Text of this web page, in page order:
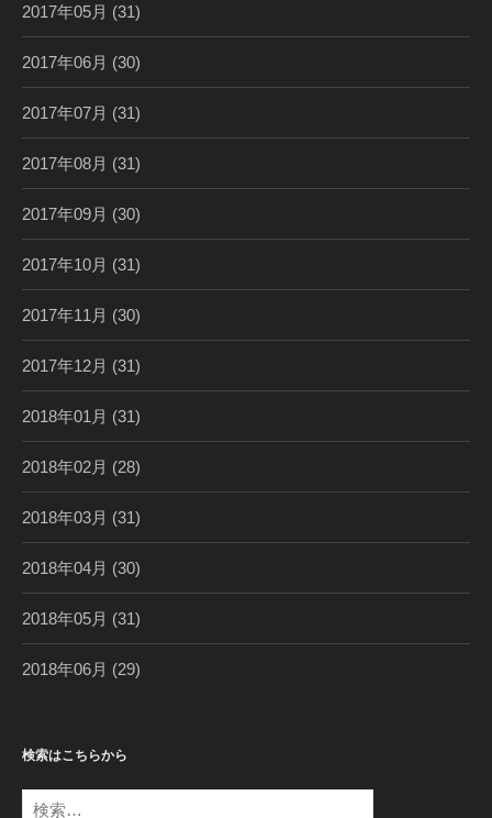
2017年05月 (31)
2017年06月 (30)
2017年07月 (31)
2017年08月 (31)
2017年09月 (30)
2017年10月 (31)
2017年11月 (30)
2017年12月 (31)
2018年01月 (31)
2018年02月 (28)
2018年03月 (31)
2018年04月 (30)
2018年05月 (31)
2018年06月 (29)
検索はこちらから
検